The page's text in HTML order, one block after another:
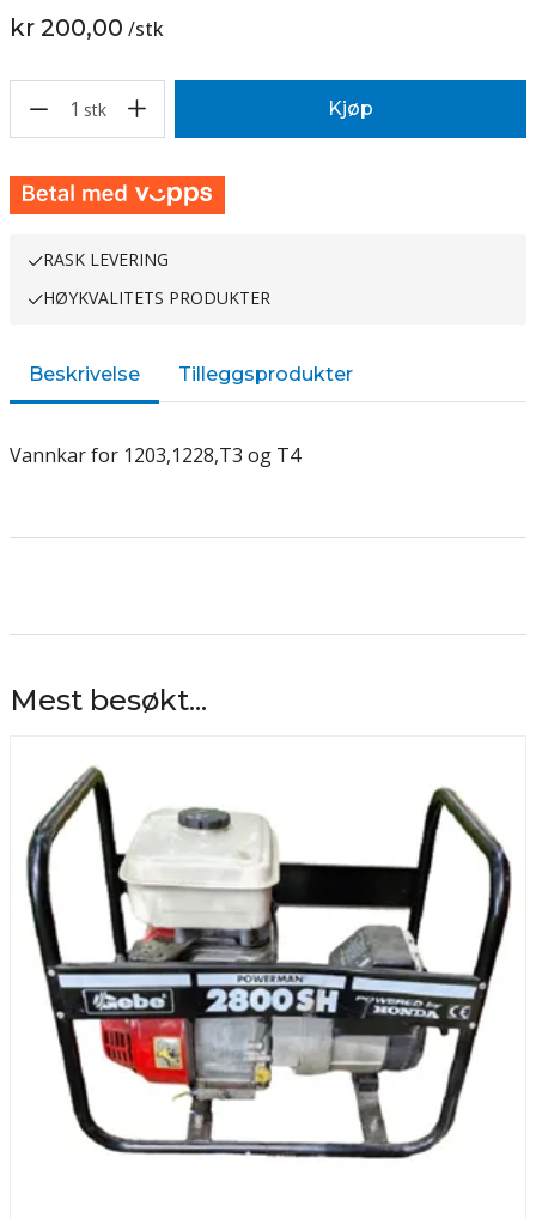
kr 200,00 /stk
1 stk Kjøp
RASK LEVERING
HØYKVALITETS PRODUKTER
Beskrivelse Tilleggsprodukter
Vannkar for 1203,1228,T3 og T4
Mest besøkt...